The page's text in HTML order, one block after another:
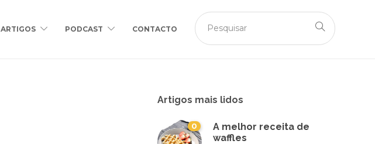
ARTIGOS PODCAST CONTACTO
Artigos mais lidos
0
A melhor receita de
waffles